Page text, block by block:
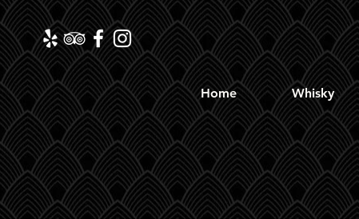
Home Whisky